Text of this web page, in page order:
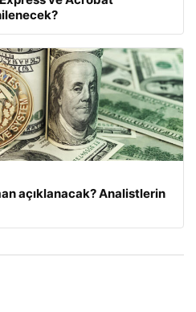
açıklanacak? Analistlerin